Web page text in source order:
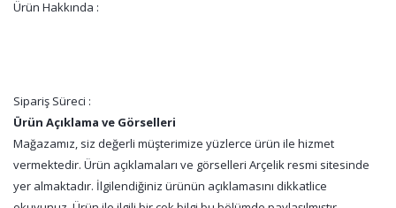
Ürün Hakkında :
Sipariş Süreci :
Ürün Açıklama ve Görselleri
Mağazamız, siz değerli müşterimize yüzlerce ürün ile hizmet
vermektedir. Ürün açıklamaları ve görselleri Arçelik resmi sitesinde
yer almaktadır. İlgilendiğiniz ürünün açıklamasını dikkatlice